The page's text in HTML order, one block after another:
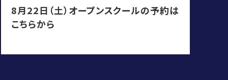
8月22日（土）オープンスクールの予約は
こちらから